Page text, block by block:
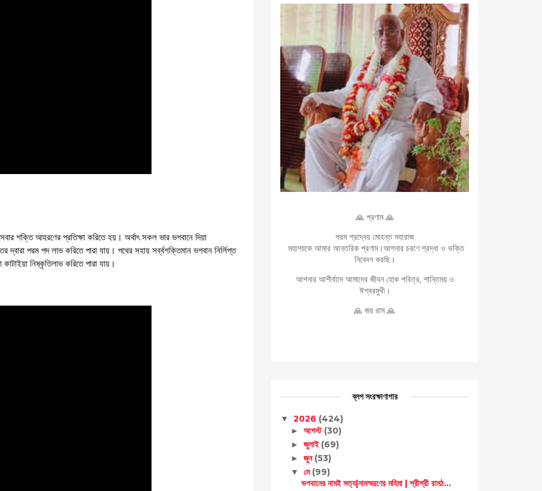
শক্তি আহরণের প্রতিক্ষা করিতে হয়। অর্থাৎ সকল ভার ভগবানে দিয়া
দ্বারা পরম পদ লাভ করিতে পারা যায়। পথের সহায় সর্ব্বশক্তিমান ভগবান নির্লিপ্ত
নিষ্কৃতিলাভ করিতে পারা যায়।
🙏 প্রণাম 🙏
পরম শ্রদ্ধেয় মোহন্ত মহারাজ
মহাশয়কে আমার আন্তরিক প্রণাম।আপনার চরণে শ্রদ্ধা ও ভক্তি
নিবেদন করছি।
আপনার আশীর্বাদে আমাদের জীবন হোক পবিত্র, শান্তিময় ও
ঈশ্বরমুখী।
🙏 জয় রাম 🙏
ব্লগ সংরক্ষাণাগার
▼ 2026 (424)
► আগস্ট (30)
► জুলাই (69)
► জুন (53)
▼ মে (99)
ভগবানের নামই সত্য|নামস্মরণের মহিমা | শ্রীশ্রী রামঠ...